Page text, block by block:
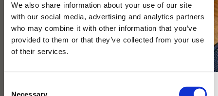
We also share information about your use of our site
with our social media, advertising and analytics partners
who may combine it with other information that you’ve
provided to them or that they’ve collected from your use
of their services.
Necessary
Hyllning till svensk fika! Härlig blandning med kardemumma,
vanilj och mandel. ​16 st komposterbara pyramidtepåsar (3 g) ​